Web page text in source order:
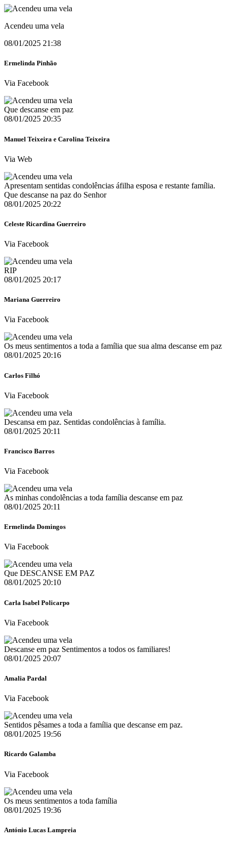
Acendeu uma vela
08/01/2025 21:38
Ermelinda Pinhão
Via Facebook
Que descanse em paz
08/01/2025 20:35
Manuel Teixeira e Carolina Teixeira
Via Web
Apresentam sentidas condolências áfilha esposa e restante família.
Que descanse na paz do Senhor
08/01/2025 20:22
Celeste Ricardina Guerreiro
Via Facebook
RIP
08/01/2025 20:17
Mariana Guerreiro
Via Facebook
Os meus sentimentos a toda a família que sua alma descanse em paz
08/01/2025 20:16
Carlos Filhó
Via Facebook
Descansa em paz. Sentidas condolências à família.
08/01/2025 20:11
Francisco Barros
Via Facebook
As minhas condolências a toda família descanse em paz
08/01/2025 20:11
Ermelinda Domingos
Via Facebook
Que DESCANSE EM PAZ
08/01/2025 20:10
Carla Isabel Policarpo
Via Facebook
Descanse em paz Sentimentos a todos os familiares!
08/01/2025 20:07
Amalia Pardal
Via Facebook
Sentidos pêsames a toda a família que descanse em paz.
08/01/2025 19:56
Ricardo Galamba
Via Facebook
Os meus sentimentos a toda família
08/01/2025 19:36
António Lucas Lampreia